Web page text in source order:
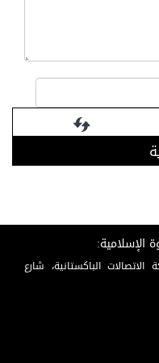
الإسلامية:
الباكستانية، شارع